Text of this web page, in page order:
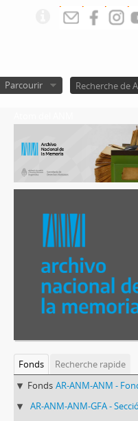
Parcourir
Fonds
Recherche rapide
Fonds AR-ANM-ANM -
AR-ANM-ANM-GFA - Sección